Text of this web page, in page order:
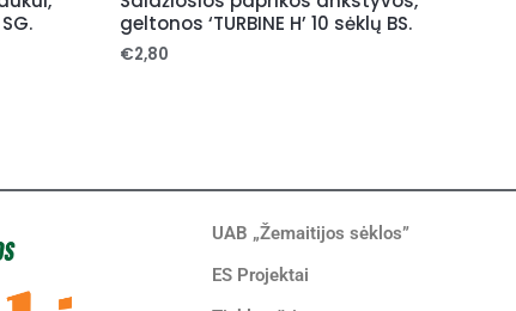
geltonos ‘TURBINE H’ 10 sėklų BS.
€2,80
UAB „Žemaitijos sėklos”
ES Projektai